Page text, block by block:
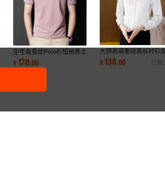
中年桑蚕丝Polo衫短袖男士
夏季新款翻领商务体恤高档
男装上衣代发
¥178.00
大牌高端重磅真丝衬衫
袖春秋新款纯色上衣气
业桑蚕丝衬衣
¥138.00 已售